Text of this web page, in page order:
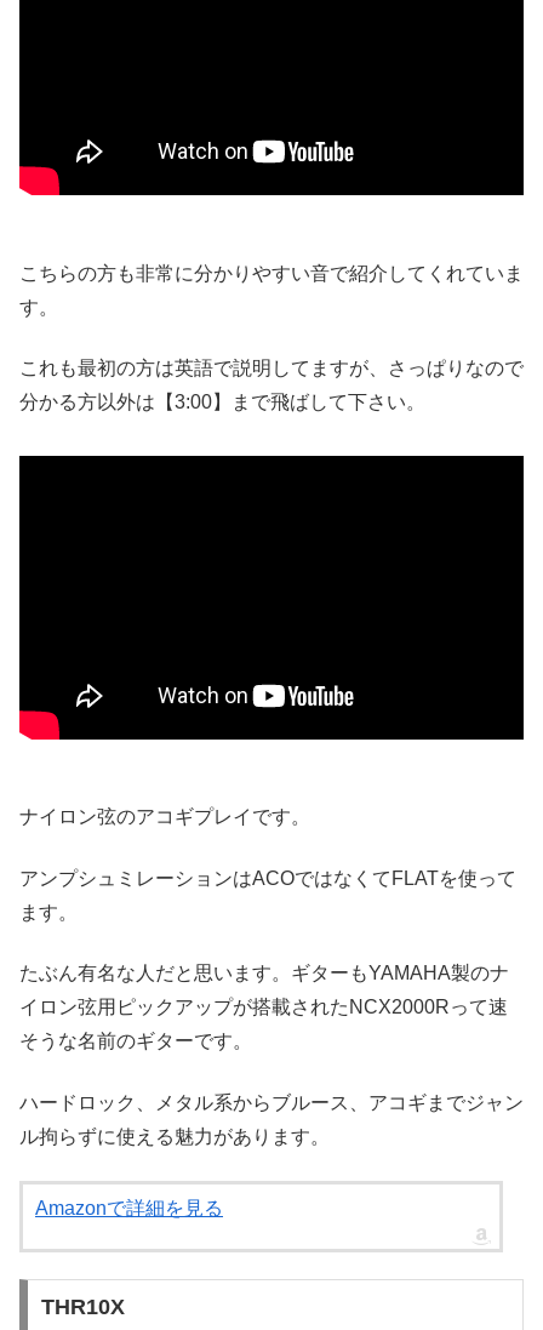
こちらの方も非常に分かりやすい音で紹介してくれていま
す。
これも最初の方は英語で説明してますが、さっぱりなので
分かる方以外は【3:00】まで飛ばして下さい。
ナイロン弦のアコギプレイです。
アンプシュミレーションはACOではなくてFLATを使って
ます。
たぶん有名な人だと思います。ギターもYAMAHA製のナ
イロン弦用ピックアップが搭載されたNCX2000Rって速
そうな名前のギターです。
ハードロック、メタル系からブルース、アコギまでジャン
ル拘らずに使える魅力があります。
Amazonで詳細を見る
THR10X